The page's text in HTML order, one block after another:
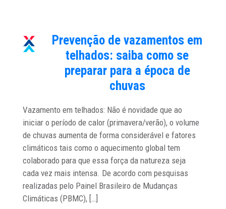
Prevenção de vazamentos em
telhados: saiba como se
preparar para a época de
chuvas
Vazamento em telhados: Não é novidade que ao
iniciar o período de calor (primavera/verão), o volume
de chuvas aumenta de forma considerável e fatores
climáticos tais como o aquecimento global tem
colaborado para que essa força da natureza seja
cada vez mais intensa. De acordo com pesquisas
realizadas pelo Painel Brasileiro de Mudanças
Climáticas (PBMC), […]